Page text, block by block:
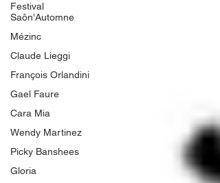
Festival
Saôn'Automne
Mézinc
Claude Lieggi
François Orlandini
Gael Faure
Cara Mia
Wendy Martinez
Picky Banshees
Gloria